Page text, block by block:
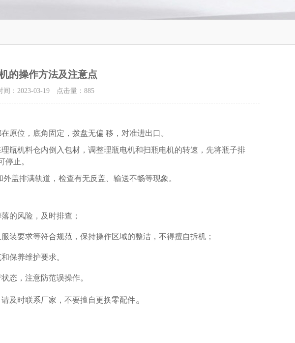
的操作方法及注意点
间：2023-03-19 点击量： 885
原位，底角固定，拨盘无偏 移，对准进出口。
瓶机料仓内倒入包材，调整理瓶电机和扫瓶电机的转速，先将瓶子排
停止。
盖排满轨道，检查有无反盖、输送不畅等现象。
的风险，及时排查；
服装要求等符合规范 ，保持操作区域的整洁 ，不得擅自拆机；
保养维护要求。
态，注意防范误操作。
及时联系厂家，不要擅自更换零配件。